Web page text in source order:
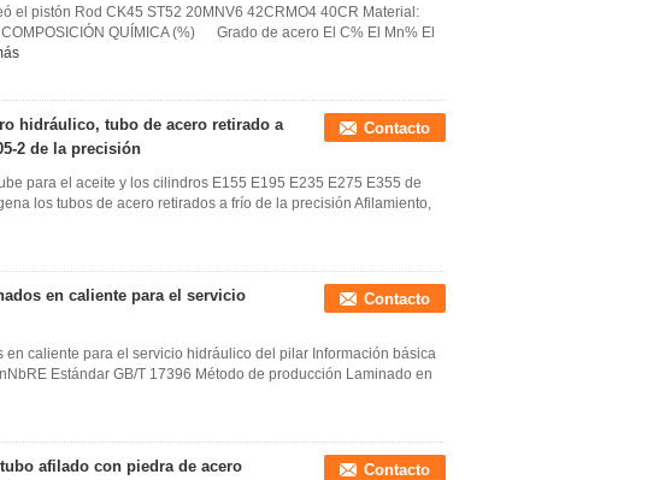
el pistón Rod CK45 ST52 20MNV6 42CRMO4 40CR Material:
QUÍMICA (%) Grado de acero El C% El Mn% El
hidráulico, tubo de acero retirado a
2 de la precisión
Contacto
para el aceite y los cilindros E155 E195 E235 E275 E355 de
los tubos de acero retirados a frío de la precisión Afilamiento,
en caliente para el servicio
Contacto
caliente para el servicio hidráulico del pilar Información básica
Estándar GB/T 17396 Método de producción Laminado en
tubo afilado con piedra de acero
Contacto